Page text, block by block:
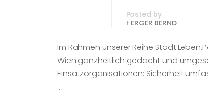
Posted by
HERGER BERND
Im Rahmen unserer Reihe
Wien ganzheitlich gedacht und
Einsatzorganisationen: Sicherheit
…